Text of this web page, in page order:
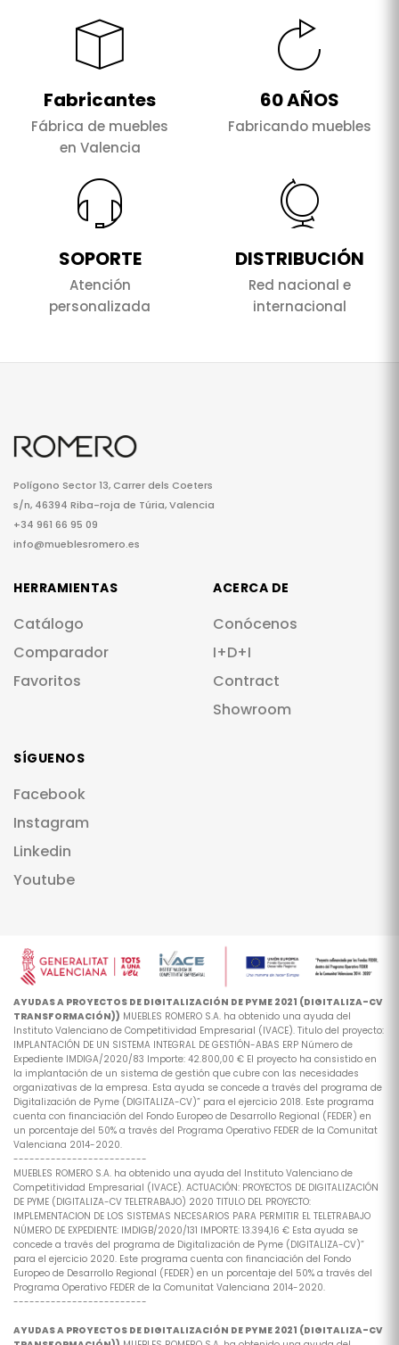
Fabricantes
Fábrica de muebles
en Valencia
60 AÑOS
Fabricando muebles
SOPORTE
Atención
personalizada
DISTRIBUCIÓN
Red nacional e
internacional
Polígono Sector 13, Carrer dels Coeters
s/n, 46394 Riba-roja de Túria, Valencia
+34 961 66 95 09
info@mueblesromero.es
HERRAMIENTAS
Catálogo
Comparador
Favoritos
ACERCA DE
Conócenos
I+D+I
Contract
Showroom
SÍGUENOS
Facebook
Instagram
Linkedin
Youtube
AYUDAS A PROYECTOS DE DIGITALIZACIÓN DE PYME 2021 (DIGITALIZA-CV
TRANSFORMACIÓN)) MUEBLES ROMERO S.A. ha obtenido una ayuda del
Instituto Valenciano de Competitividad Empresarial (IVACE). Titulo del proyecto:
IMPLANTACIÓN DE UN SISTEMA INTEGRAL DE GESTIÓN-ABAS ERP Número de
Expediente IMDIGA/2020/83 Importe: 42.800,00 € El proyecto ha consistido en
la implantación de un sistema de gestión que cubre con las necesidades
organizativas de la empresa. Esta ayuda se concede a través del programa de
Digitalización de Pyme (DIGITALIZA-CV)” para el ejercicio 2018. Este programa
cuenta con financiación del Fondo Europeo de Desarrollo Regional (FEDER) en
un porcentaje del 50% a través del Programa Operativo FEDER de la Comunitat
Valenciana 2014-2020.
-------------------------
MUEBLES ROMERO S.A. ha obtenido una ayuda del Instituto Valenciano de
Competitividad Empresarial (IVACE). ACTUACIÓN: PROYECTOS DE DIGITALIZACIÓN
DE PYME (DIGITALIZA-CV TELETRABAJO) 2020 TITULO DEL PROYECTO:
IMPLEMENTACION DE LOS SISTEMAS NECESARIOS PARA PERMITIR EL TELETRABAJO
NÚMERO DE EXPEDIENTE: IMDIGB/2020/131 IMPORTE: 13.394,16 € Esta ayuda se
concede a través del programa de Digitalización de Pyme (DIGITALIZA-CV)”
para el ejercicio 2020. Este programa cuenta con financiación del Fondo
Europeo de Desarrollo Regional (FEDER) en un porcentaje del 50% a través del
Programa Operativo FEDER de la Comunitat Valenciana 2014-2020.
-------------------------
AYUDAS A PROYECTOS DE DIGITALIZACIÓN DE PYME 2021 (DIGITALIZA-CV